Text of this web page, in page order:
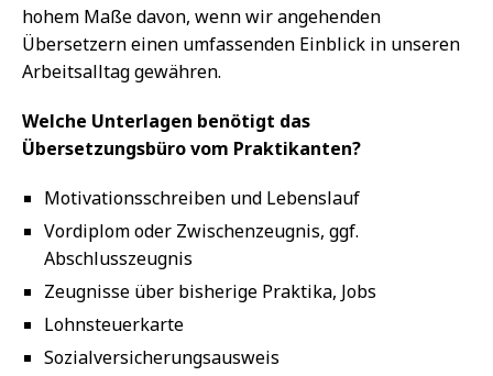
hohem Maße davon, wenn wir angehenden
Übersetzern einen umfassenden Einblick in unseren
Arbeitsalltag gewähren.
Welche Unterlagen benötigt das
Übersetzungsbüro vom Praktikanten?
Motivationsschreiben und Lebenslauf
Vordiplom oder Zwischenzeugnis, ggf.
Abschlusszeugnis
Zeugnisse über bisherige Praktika, Jobs
Lohnsteuerkarte
Sozialversicherungsausweis